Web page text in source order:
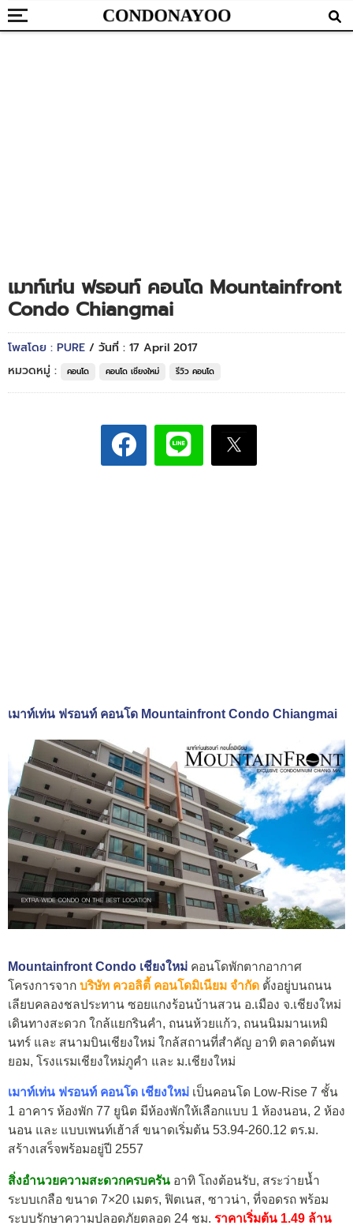
เมาท์เท่น ฟรอนท์ คอนโด Mountainfront
Condo Chiangmai
โพสโดย : PURE / วันที่ : 17 April 2017
หมวดหมู่ :
คอนโด คอนโด เชียงใหม่ รีวิว คอนโด
เมาท์เท่น ฟรอนท์ คอนโด Mountainfront Condo Chiangmai
Mountainfront Condo เชียงใหม่ คอนโดพักตากอากาศ
โครงการจาก บริษัท ควอลิตี้ คอนโดมิเนียม จำกัด ตั้งอยู่บนถนน
เลียบคลองชลประทาน ซอยแกงร้อนบ้านสวน อ.เมือง จ.เชียงใหม่
เดินทางสะดวก ใกล้แยกรินคำ, ถนนห้วยแก้ว, ถนนนิมมานเหมิ
นทร์ และ สนามบินเชียงใหม่ ใกล้สถานที่สำคัญ อาทิ ตลาดต้นพ
ยอม, โรงแรมเชียงใหม่ภูคำ และ ม.เชียงใหม่
เมาท์เท่น ฟรอนท์ คอนโด เชียงใหม่ เป็นคอนโด Low-Rise 7 ชั้น
1 อาคาร ห้องพัก 77 ยูนิต มีห้องพักให้เลือกแบบ 1 ห้องนอน, 2 ห้อง
นอน และ แบบเพนท์เฮ้าส์ ขนาดเริ่มต้น 53.94-260.12 ตร.ม.
สร้างเสร็จพร้อมอยู่ปี 2557
สิ่งอำนวยความสะดวกครบครัน อาทิ โถงต้อนรับ, สระว่ายน้ำ
ระบบเกลือ ขนาด 7×20 เมตร, ฟิตเนส, ซาวน่า, ที่จอดรถ พร้อม
ระบบรักษาความปลอดภัยตลอด 24 ชม. ราคาเริ่มต้น 1.49 ล้าน